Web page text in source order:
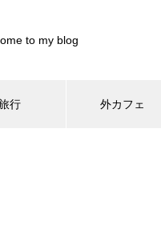
to my blog
行 外カフェ